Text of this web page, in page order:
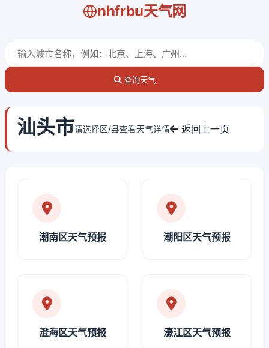
nhfrbu天气网
查询天气
汕头市请选择区/县查看天气详情 返回上一页
潮南区天气预报 潮阳区天气预报
澄海区天气预报 濠江区天气预报